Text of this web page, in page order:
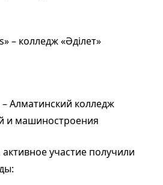
– колледж «Әділет»
Алматинский колледж
и машиностроения
участие получили